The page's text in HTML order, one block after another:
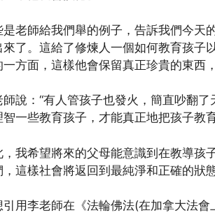
是老師給我們舉的例子，告訴我們今天
來了。這給了修煉人一個如何教育孩子
一方面，這樣他會保留真正珍貴的東西
師說：“有人管孩子也發火，簡直吵翻
智一些教育孩子，才能真正地把孩子教
，我希望將來的父母能意識到在教導孩
，這樣社會將返回到最純淨和正確的狀
引用李老師在《法輪佛法(在加拿大法